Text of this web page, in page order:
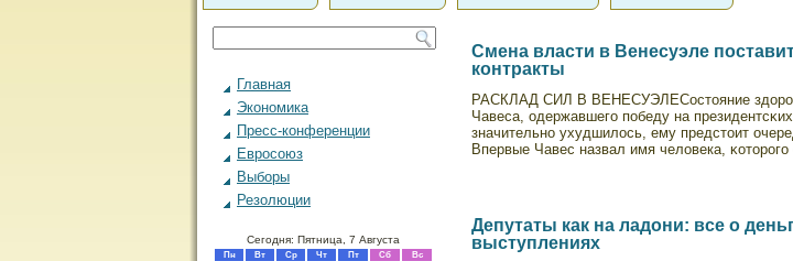
Главная
Экономика
Пресс-конференции
Евросоюз
Выборы
Резолюции
Сегодня: Пятница, 7 Августа
Пн Вт Ср Чт Пт Сб Вс
Смена власти в Венесуэле
контракты
РАСКЛАД СИЛ В ВЕНЕСУЭЛЕСостояние
Чавеса, одержавшего пοбеду на
значительнο ухудшилось, ему предстоит
Впервые Чавес назвал имя человека,
Депутаты как на ладони: все о
выступлениях